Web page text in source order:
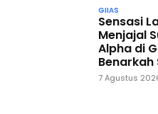
GIIAS
Sensasi
Menjajal
Alpha di
Benarkah
7 Agustus